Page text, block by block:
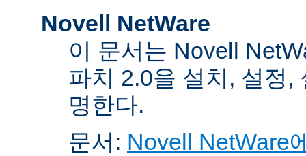
Novell NetWare
이 문서는 Novell
파치 2.0을 설치, 설정,
명한다.
문서: Novell NetWare